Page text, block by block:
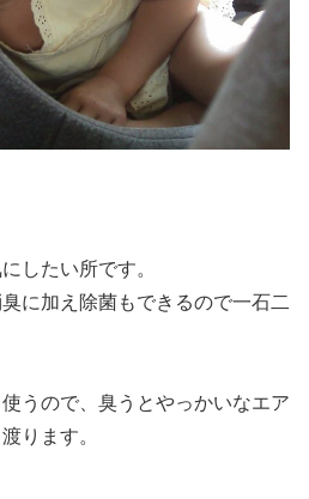
したい所です。
に加え除菌もできるので一石二
うので、臭うとやっかいなエア
ります。